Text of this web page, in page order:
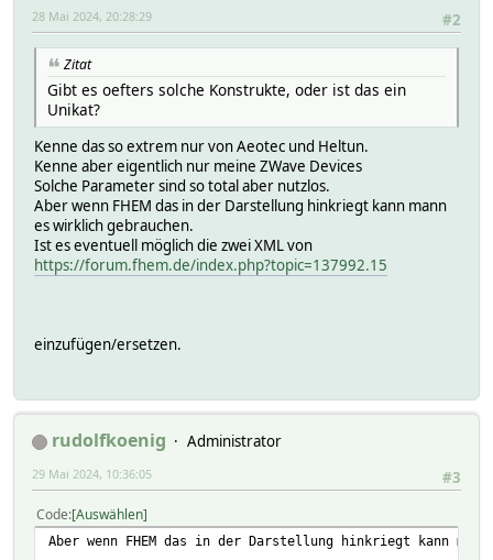
<BitSet id="10">
<Label>+2 Min</Label>
</BitSet>
<BitSet id="11">
</BitSet>
<BitSet id="12">
<Label>+8 Min</Label>
<Help>+8 Minuten</Help>
</BitSet>
<BitSet id="13">
<Label>+16 Min</Label>
<Label>+32</Label>
<BitSet id="17">
<Label>+1 Hour</Label>
<Help>+1 Hour</Help>
</BitSet>
<BitSet id="18">
<Label>+2 Hour</Label>
<Help>+2 Hour</Help>
</BitSet>
#2
28 Mai 2024, 20:28:29
Zitat
Gibt es oefters solche Konstrukte, oder ist das ein
Unikat?
Kenne das so extrem nur von Aeotec und Heltun.
Kenne aber eigentlich nur meine ZWave Devices
Solche Parameter sind so total aber nutzlos.
Aber wenn FHEM das in der Darstellung hinkriegt kann mann
es wirklich gebrauchen.
Ist es eventuell möglich die zwei XML von
https://forum.fhem.de/index.php?topic=137992.15
einzufügen/ersetzen.
rudolfkoenig
Administrator
#3
29 Mai 2024, 10:36:05
Code Auswählen
Aber wenn FHEM das in der Darstellung hinkriegt kann